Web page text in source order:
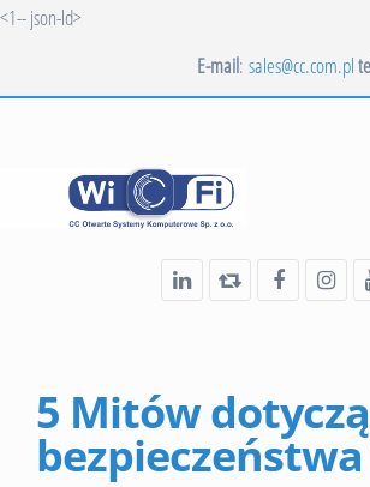
<1-- json-ld>
E-mail: sales@cc.com.pl
5 Mitów
bezpieczeństwa